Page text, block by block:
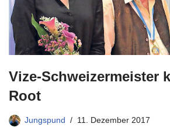
Vize-Schweizermeister
Root
Jungspund 11. Dezember 2017